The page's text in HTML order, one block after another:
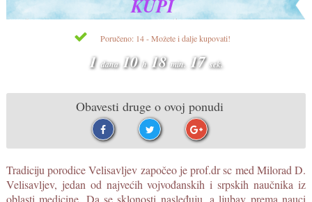
KUPI
Poručeno: 14 - Možete i dalje kupovati!
1dana 10h 18min. 16sek.
Obavesti druge o ovoj ponudi
Tradiciju porodice Velisavljev započeo je prof.dr sc med Milorad D.
Velisavljev, jedan od najvećih vojvođanskih i srpskih naučnika iz
oblasti medicine. Da se sklonosti nasleđuju, a ljubav prema nauci